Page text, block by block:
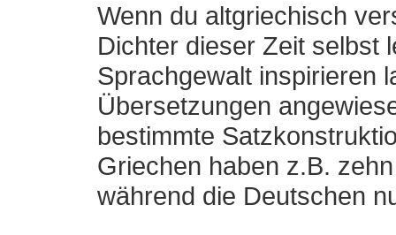
Wenn du altgriechisch
Dichter dieser Zeit selbst
Sprachgewalt inspirieren
Übersetzungen
bestimmte
Griechen haben z.B.
während die Deutschen